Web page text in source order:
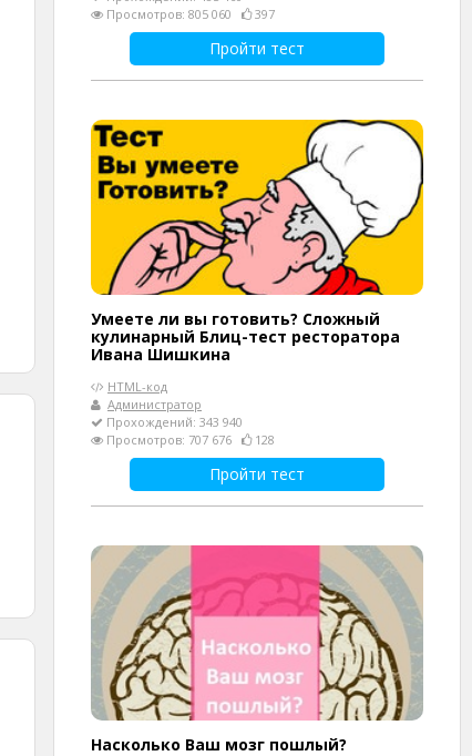
Просмотров: 805 060
397
Пройти тест
Умеете ли вы готовить? Сложный
кулинарный Блиц-тест ресторатора
Ивана Шишкина
HTML-код
Администратор
Прохождений: 343 940
Просмотров: 707 676
128
Пройти тест
Насколько Ваш мозг пошлый?